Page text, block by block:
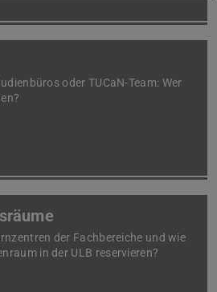
oder TUCaN-Team: Wer
der Fachbereiche und wie
in der ULB reservieren?